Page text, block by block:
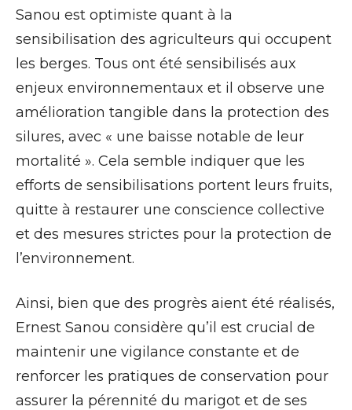
Sanou est optimiste quant à la
sensibilisation des agriculteurs qui occupent
les berges. Tous ont été sensibilisés aux
enjeux environnementaux et il observe une
amélioration tangible dans la protection des
silures, avec « une baisse notable de leur
mortalité ». Cela semble indiquer que les
efforts de sensibilisations portent leurs fruits,
quitte à restaurer une conscience collective
et des mesures strictes pour la protection de
l’environnement.
Ainsi, bien que des progrès aient été réalisés,
Ernest Sanou considère qu’il est crucial de
maintenir une vigilance constante et de
renforcer les pratiques de conservation pour
assurer la pérennité du marigot et de ses